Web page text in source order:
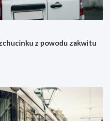
z powodu zakwitu